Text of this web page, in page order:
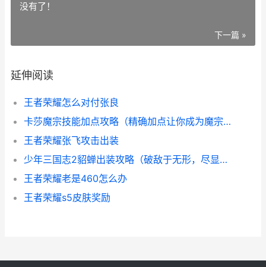
没有了！
下一篇 »
延伸阅读
王者荣耀怎么对付张良
卡莎魔宗技能加点攻略（精确加点让你成为魔宗巅峰强者）
王者荣耀张飞攻击出装
少年三国志2貂蝉出装攻略（破敌于无形，尽显绝世魅力！-《少年三国志2》貂蝉出装攻略）
王者荣耀老是460怎么办
王者荣耀s5皮肤奖励